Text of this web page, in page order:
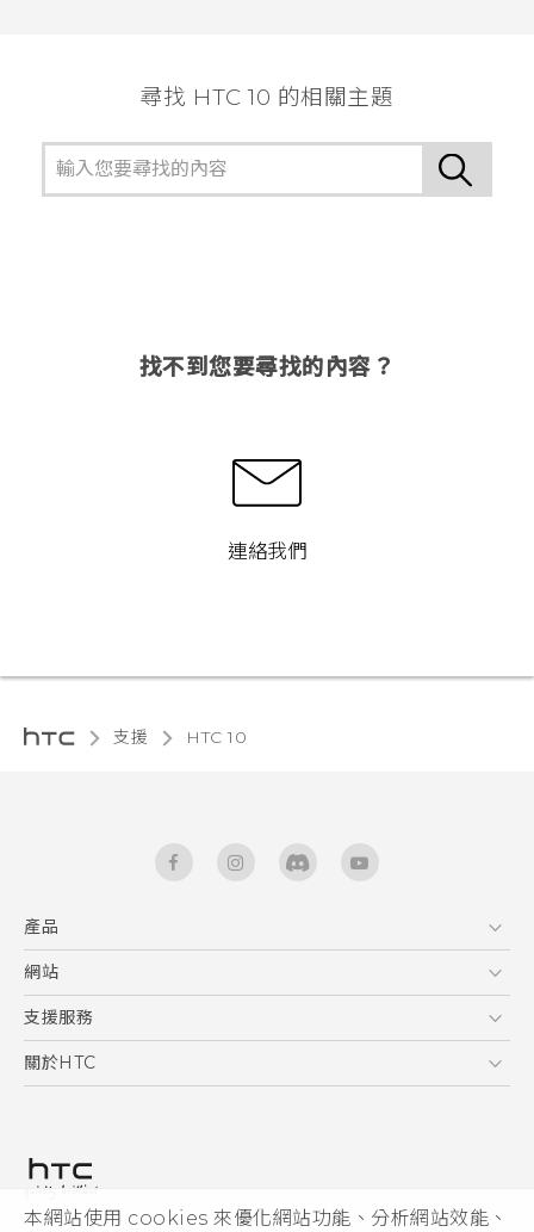
本網站使用 cookies 來優化網站功能、分析網站效能、
尋找 HTC 10 的相關主題
找不到您要尋找的內容？
連絡我們
支援 HTC 10‎
產品
5G
智能手機
區塊鍊手機
網站
HTC Dev
HTC Research
支援服務
服務中心
關於HTC
私隱政策
產品安全